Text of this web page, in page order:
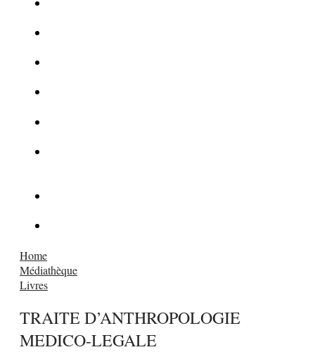
Home
Médiathèque
Livres
TRAITE D’ANTHROPOLOGIE
MEDICO-LEGALE